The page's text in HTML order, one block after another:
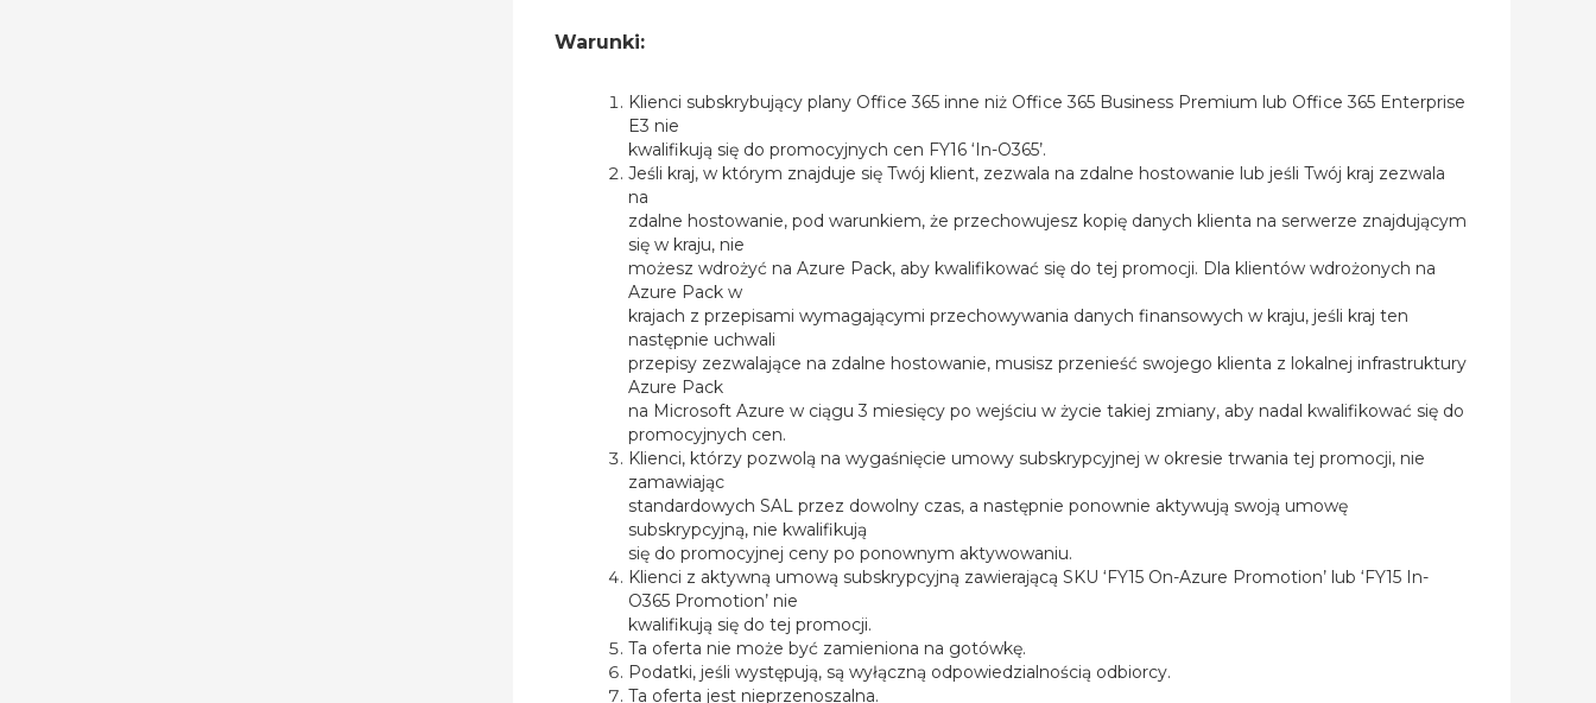
Warunki:
Klienci subskrybujący plany Office 365 inne niż Office 365 Business Premium lub Office 365 Enterprise
E3 nie
kwalifikują się do promocyjnych cen FY16 ‘In-O365’.
Jeśli kraj, w którym znajduje się Twój klient, zezwala na zdalne hostowanie lub jeśli Twój kraj zezwala
na
zdalne hostowanie, pod warunkiem, że przechowujesz kopię danych klienta na serwerze znajdującym
się w kraju, nie
możesz wdrożyć na Azure Pack, aby kwalifikować się do tej promocji. Dla klientów wdrożonych na
Azure Pack w
krajach z przepisami wymagającymi przechowywania danych finansowych w kraju, jeśli kraj ten
następnie uchwali
przepisy zezwalające na zdalne hostowanie, musisz przenieść swojego klienta z lokalnej infrastruktury
Azure Pack
na Microsoft Azure w ciągu 3 miesięcy po wejściu w życie takiej zmiany, aby nadal kwalifikować się do
promocyjnych cen.
Klienci, którzy pozwolą na wygaśnięcie umowy subskrypcyjnej w okresie trwania tej promocji, nie
zamawiając
standardowych SAL przez dowolny czas, a następnie ponownie aktywują swoją umowę
subskrypcyjną, nie kwalifikują
się do promocyjnej ceny po ponownym aktywowaniu.
Klienci z aktywną umową subskrypcyjną zawierającą SKU ‘FY15 On-Azure Promotion’ lub ‘FY15 In-
O365 Promotion’ nie
kwalifikują się do tej promocji.
Ta oferta nie może być zamieniona na gotówkę.
Podatki, jeśli występują, są wyłączną odpowiedzialnością odbiorcy.
Ta oferta jest nieprzenoszalna.